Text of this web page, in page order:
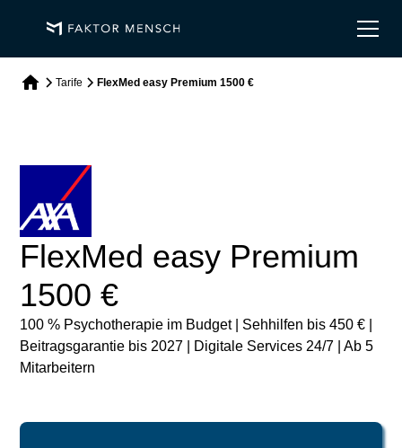
Tarife FlexMed easy Premium 1500 €
FlexMed easy Premium
1500 €
100 % Psychotherapie im Budget | Sehhilfen bis 450 € |
Beitragsgarantie bis 2027 | Digitale Services 24/7 | Ab 5
Mitarbeitern